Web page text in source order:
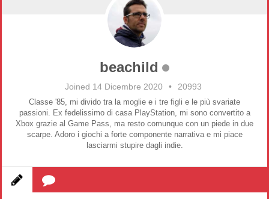
beachild
Joined 14 Dicembre 2020 • 20993
Classe '85, mi divido tra la moglie e i tre figli e le più svariate
passioni. Ex fedelissimo di casa PlayStation, mi sono convertito a
Xbox grazie al Game Pass, ma resto comunque con un piede in due
scarpe. Adoro i giochi a forte componente narrativa e mi piace
lasciarmi stupire dagli indie.